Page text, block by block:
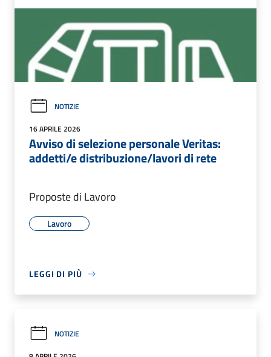
NOTIZIE
16 APRILE 2026
Avviso di selezione personale Veritas:
addetti/e distribuzione/lavori di rete
Proposte di Lavoro
Lavoro
LEGGI DI PIÙ
NOTIZIE